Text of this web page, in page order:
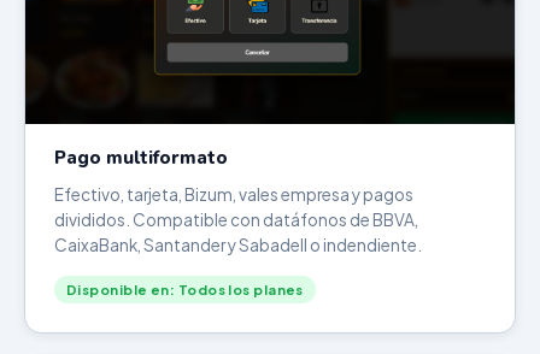
Pago multiformato
Efectivo, tarjeta, Bizum, vales empresa y pagos
divididos. Compatible con datáfonos de BBVA,
CaixaBank, Santander y Sabadell o indendiente.
Disponible en: Todos los planes